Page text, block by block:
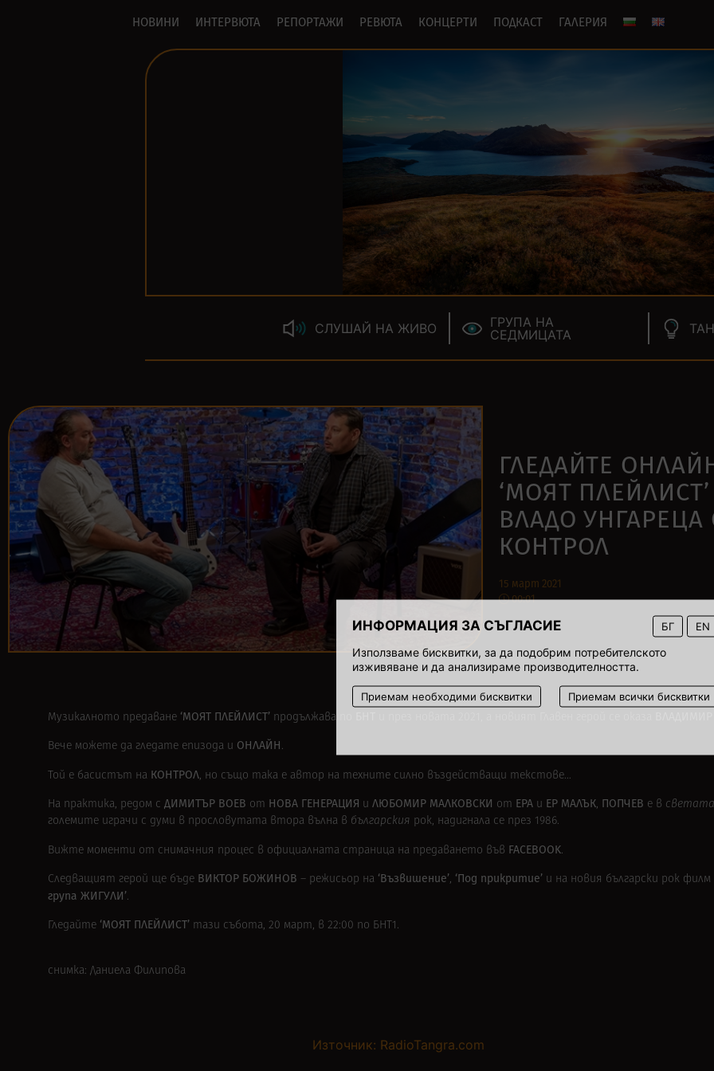
ИНФОРМАЦИЯ ЗА СЪГЛАСИЕ БГ EN
Използваме бисквитки, за да подобрим потребителското
изживяване и да анализираме производителността.
Приемам необходими бисквитки Приемам всички бисквитки
НОВИНИ ИНТЕРВЮТА РЕПОРТАЖИ РЕВЮТА КОНЦЕРТИ ПОДКАСТ ГАЛЕРИЯ
СЛУШАЙ НА ЖИВО
ГРУПА НА
СЕДМИЦАТА
ГЛЕДАЙТЕ
‘МОЯТ ПЛЕЙЛИСТ’
ВЛАДО УНГАРЕЦА
КОНТРОЛ
15 март 2021
00:01
Музикалното предаване ‘МОЯТ ПЛЕЙЛИСТ’ продължава по
Вече можете да гледате епизода и ОНЛАЙН .
Той е басистът на КОНТРОЛ, но също така е автор на техните силно въздействащи текстове…
На практика, редом с ДИМИТЪР ВОЕВ от НОВА ГЕНЕРАЦИЯ и ЛЮБОМИР МАЛКОВСКИ от ЕРА и ЕР МАЛЪК, ПОПЧЕВ е в
големите играчи с думи в прословутата втора вълна в българския рок, надигнала се през 1986.
Вижте моменти от снимачния процес в официалната страница на предаването във FACEBOOK.
Следващият герой ще бъде ВИКТОР БОЖИНОВ – режисьор на ‘Възвишение’, ‘Под прикритие’ и на новия български рок филм
група ЖИГУЛИ’.
Гледайте ‘МОЯТ ПЛЕЙЛИСТ’ тази събота, 20 март, в 22:00 по БНТ1.
снимка: Даниела Филипова
Източник: RadioTangra.com